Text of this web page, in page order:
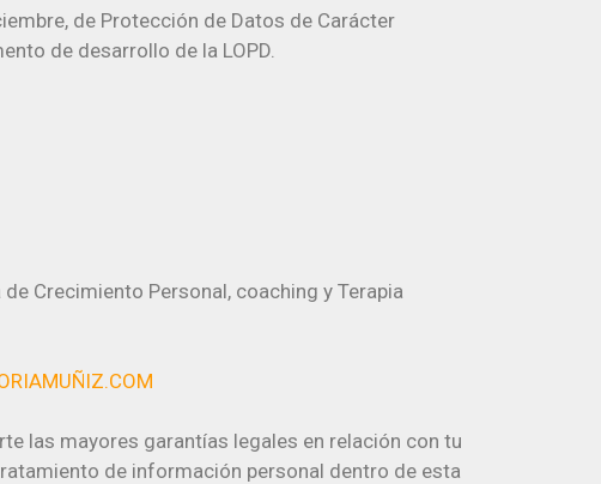
de Protección de Datos de Carácter
de desarrollo de la LOPD.
Crecimiento Personal, coaching y Terapia
las mayores garantías legales en relación con tu
de información personal dentro de esta